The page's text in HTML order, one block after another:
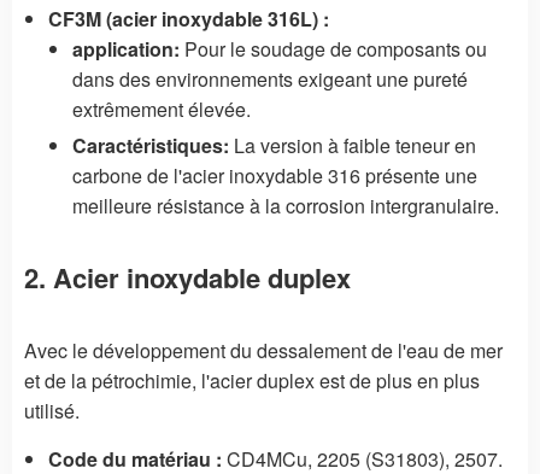
CF3M (acier inoxydable 316L) :
application: Pour le soudage de composants ou
dans des environnements exigeant une pureté
extrêmement élevée.
Caractéristiques: La version à faible teneur en
carbone de l'acier inoxydable 316 présente une
meilleure résistance à la corrosion intergranulaire.
2. Acier inoxydable duplex
Avec le développement du dessalement de l'eau de mer
et de la pétrochimie, l'acier duplex est de plus en plus
utilisé.
Code du matériau : CD4MCu, 2205 (S31803), 2507.